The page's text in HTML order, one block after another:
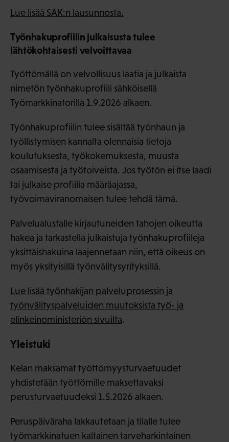
Lue lisää SAK:n lausunnosta.
Työnhakuprofiilin julkaisusta tulee
lähtökohtaisesti velvoittavaa
Työttömällä on velvollisuus laatia ja julkaista
nimetön työnhakuprofiili sähköisellä
Työmarkkinatorilla 1.9.2026 alkaen.
Työnhakuprofiilin tulee sisältää työnhaun ja
työllistymisen kannalta olennaisia tietoja
koulutuksesta, työkokemuksesta, muusta
osaamisesta ja työtoiveista. Jos työtön ei itse laadi
tai julkaise profiilia määräajassa,
työvoimaviranomaisen tulee tehdä tämä.
Palvelualustalle kirjautuneiden tahojen oikeutta
hakea ja tarkastella julkaistuja työnhakuprofiileja
yksittäishakuina laajennetaan niin, että oikeus on
myös yksityisillä työnvälitysyrityksillä.
Lue lisää työnhakijan palveluprosessin ja
työnvälityspalveluiden muutoksista työ- ja
elinkeinoministeriön sivuilta.
Yleistuki
Kelan maksamat työttömyysturvaetuudet
yhdistetään työttömille maksettavaksi
perusturvaetuudeksi 1.5.2026 alkaen.
Peruspäiväraha lakkautetaan ja tilalle tulee
työmarkkinatuen kaltainen tarveharkintainen